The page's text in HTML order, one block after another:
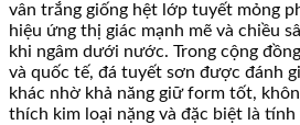
vân trắng giống hệt lớp tuyết mỏng
hiệu ứng thị giác mạnh mẽ và chiều
khi ngâm dưới nước. Trong cộng
và quốc tế, đá tuyết sơn được đánh
khác nhờ khả năng giữ form tốt,
thích kim loại nặng và đặc biệt là